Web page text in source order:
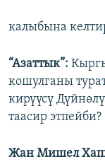
калыбына
“Азаттык”:
кошулганы
кирүүсү
таасир этпейби?
Жан Мишел